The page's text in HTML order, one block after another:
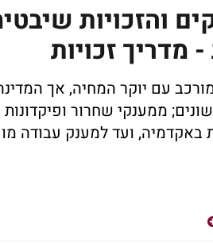
והזכויות
מדריך זכויות
עם יוקר המחיה, אך
ממענקי שחרור
באקדמיה, ועד למענק עבודה